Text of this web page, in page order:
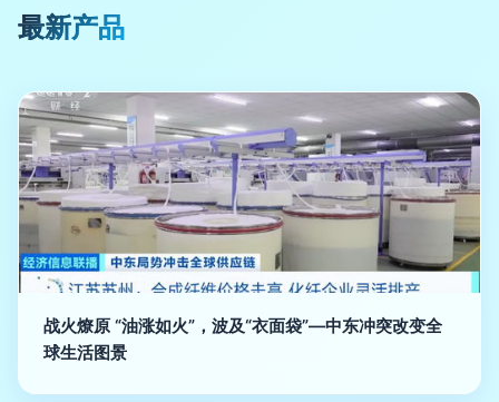
最新产品
战火燎原 “油涨如火”，波及“衣面袋”—中东冲突改变全
球生活图景